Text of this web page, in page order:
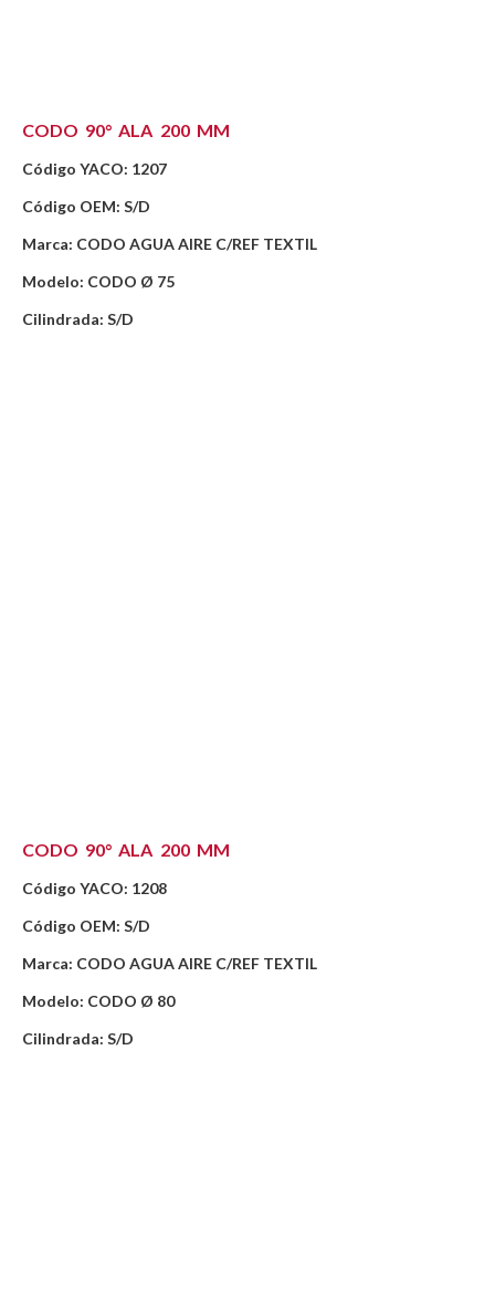
CODO 90° ALA 200 MM
Código YACO: 1207
Código OEM: S/D
Marca: CODO AGUA AIRE C/REF TEXTIL
Modelo: CODO Ø 75
Cilindrada: S/D
CODO 90° ALA 200 MM
Código YACO: 1208
Código OEM: S/D
Marca: CODO AGUA AIRE C/REF TEXTIL
Modelo: CODO Ø 80
Cilindrada: S/D